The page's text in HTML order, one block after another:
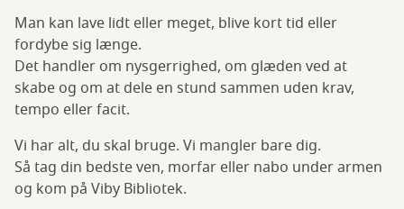
Man kan lave lidt eller meget, blive kort tid eller
fordybe sig længe.
Det handler om nysgerrighed, om glæden ved at
skabe og om at dele en stund sammen uden krav,
tempo eller facit.
Vi har alt, du skal bruge. Vi mangler bare dig.
Så tag din bedste ven, morfar eller nabo under armen
og kom på Viby Bibliotek.